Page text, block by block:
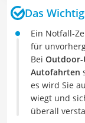
Das
Ein Notfall-
für
Bei Outdoor-
Autofahrten
es wird Sie
wiegt und
überall